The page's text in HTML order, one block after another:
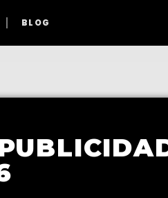
BLOG